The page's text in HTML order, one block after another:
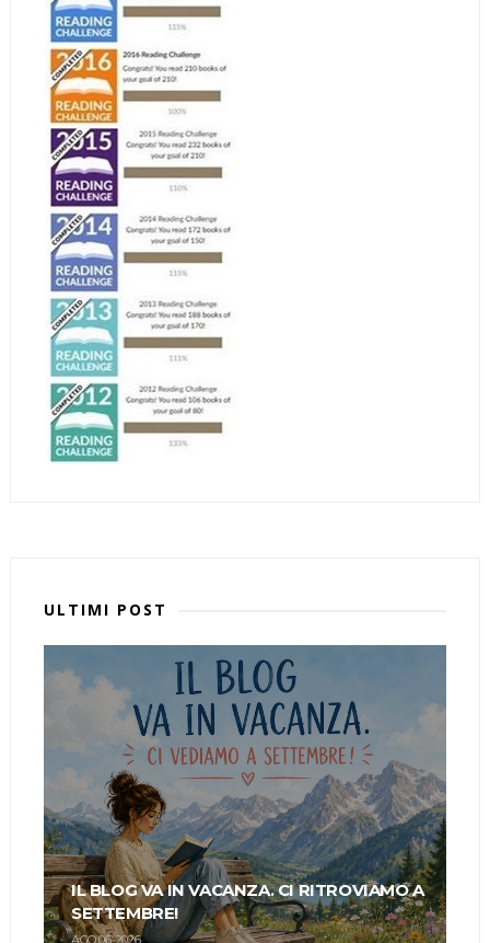
ULTIMI POST
IL BLOG VA IN VACANZA. CI RITROVIAMO A
SETTEMBRE!
AGO 06, 2026